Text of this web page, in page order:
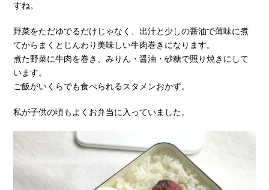
すね。
野菜をただゆでるだけじゃなく、出汁と少しの醤油で薄味に煮
てからまくとじんわり美味しい牛肉巻きになります。
煮た野菜に牛肉を巻き、みりん・醤油・砂糖で照り焼きにして
います。
ご飯がいくらでも食べられるスタメンおかず。
私が子供の頃もよくお弁当に入っていました。